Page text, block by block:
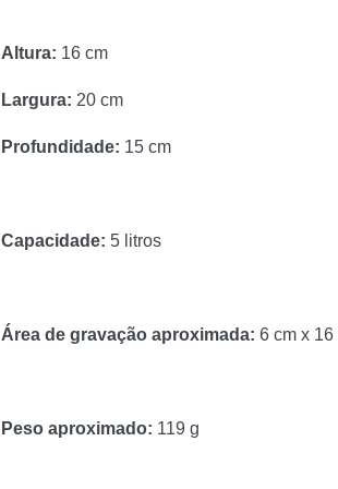
Altura: 16 cm
Largura: 20 cm
Profundidade: 15 cm
Capacidade: 5 litros
Área de gravação aproximada: 6 cm x 16
Peso aproximado: 119 g